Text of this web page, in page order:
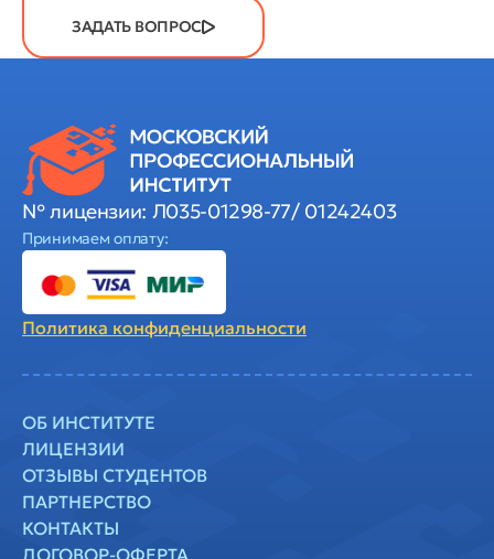
ЗАДАТЬ ВОПРОС
№ лицензии: Л035-01298-77/ 01242403
Принимаем оплату:
Политика конфиденциальности
ОБ ИНСТИТУТЕ
ЛИЦЕНЗИИ
ОТЗЫВЫ СТУДЕНТОВ
ПАРТНЕРСТВО
КОНТАКТЫ